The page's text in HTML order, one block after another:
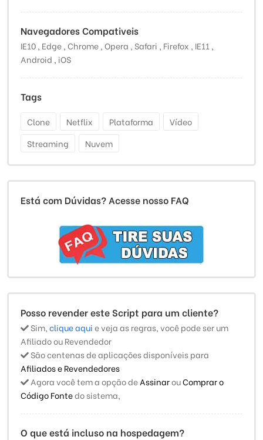
Navegadores Compativeis
IE10 , Edge , Chrome , Opera , Safari , Firefox , IE11 ,
Android , iOS
Tags
Clone Netflix Plataforma
Vídeo
Streaming
Nuvem
Está com Dúvidas? Acesse nosso FAQ
Posso revender este Script para um cliente?
Sim,clique aquie veja as regras, você pode ser um
Afiliado ou Revendedor
São centenas de aplicações disponíveis para
Afiliados e Revendedores
Agora você tem a opção deAssinarouComprar o
Código Fontedo sistema,
O que está incluso na hospedagem?